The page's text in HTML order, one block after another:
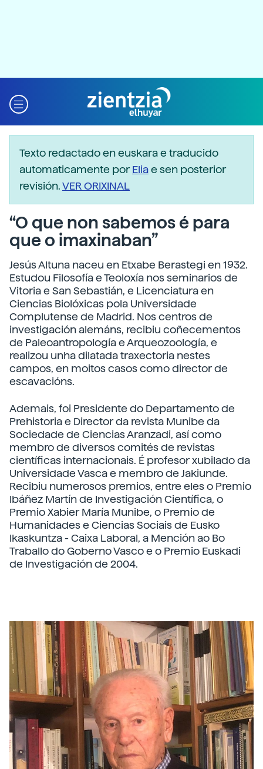
Texto redactado en euskara e traducido
automaticamente porEliae sen posterior
revisión.VER ORIXINAL
“O que non sabemos é para
que o imaxinaban”
Jesús Altuna naceu en Etxabe Berastegi en 1932.
Estudou Filosofía e Teoloxía nos seminarios de
Vitoria e San Sebastián, e Licenciatura en
Ciencias Biolóxicas pola Universidade
Complutense de Madrid. Nos centros de
investigación alemáns, recibiu coñecementos
de Paleoantropología e Arqueozoología, e
realizou unha dilatada traxectoria nestes
campos, en moitos casos como director de
escavacións.
Ademais, foi Presidente do Departamento de
Prehistoria e Director da revista Munibe da
Sociedade de Ciencias Aranzadi, así como
membro de diversos comités de revistas
científicas internacionais. É profesor xubilado da
Universidade Vasca e membro de Jakiunde.
Recibiu numerosos premios, entre eles o Premio
Ibáñez Martín de Investigación Científica, o
Premio Xabier María Munibe, o Premio de
Humanidades e Ciencias Sociais de Eusko
Ikaskuntza - Caixa Laboral, a Mención ao Bo
Traballo do Goberno Vasco e o Premio Euskadi
de Investigación de 2004.